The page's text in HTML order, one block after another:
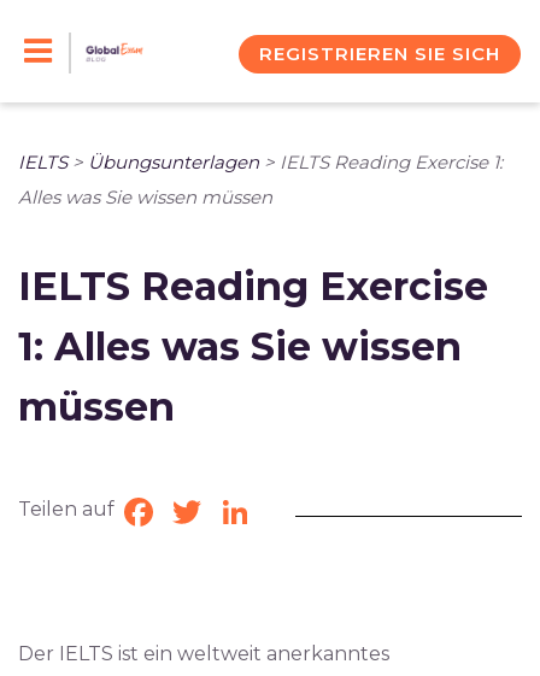
REGISTRIEREN SIE SICH
IELTS> Übungsunterlagen > IELTS Reading Exercise 1:
Alles was Sie wissen müssen
IELTS Reading Exercise
1: Alles was Sie wissen
müssen
Teilen auf Facebook
TwitterLinkedIn
Der IELTS ist ein weltweit anerkanntes